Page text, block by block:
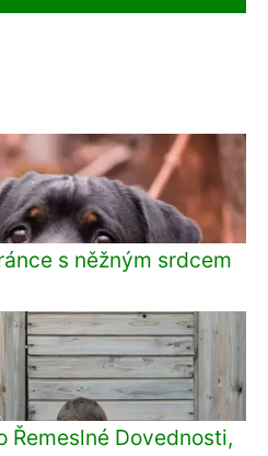
s něžným srdcem
Řemeslné Dovednosti,